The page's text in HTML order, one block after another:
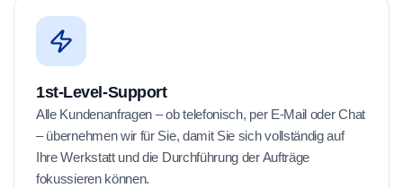
1st-Level-Support
Alle Kundenanfragen – ob telefonisch, per E-Mail oder Chat
– übernehmen wir für Sie, damit Sie sich vollständig auf
Ihre Werkstatt und die Durchführung der Aufträge
fokussieren können.